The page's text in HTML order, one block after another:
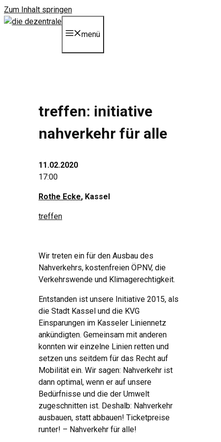
Zum Inhalt springen
menü
treffen: initiative
nahverkehr für alle
11.02.2020
17:00
Rothe Ecke, Kassel
treffen
Wir treten ein für den Ausbau des
Nahverkehrs, kostenfreien ÖPNV, die
Verkehrswende und Klimagerechtigkeit.
Entstanden ist unsere Initiative 2015, als
die Stadt Kassel und die KVG
Einsparungen im Kasseler Liniennetz
ankündigten. Gemeinsam mit anderen
konnten wir einzelne Linien retten und
setzen uns seitdem für das Recht auf
Mobilität ein. Wir sagen: Nahverkehr ist
dann optimal, wenn er auf unsere
Bedürfnisse und die der Umwelt
zugeschnitten ist. Deshalb: Nahverkehr
ausbauen, statt abbauen! Ticketpreise
runter! – Nahverkehr für alle!